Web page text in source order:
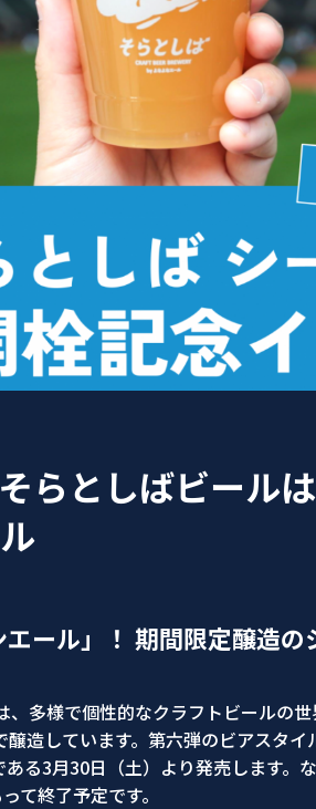
らとしばビール
ール」！ 期間限定醸造の
、多様で個性的なクラフトビールの
造しています。第六弾のビアスタ
る3月30日（土）より発売します。
て終了予定です。